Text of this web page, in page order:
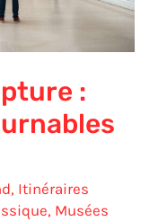
:
, Itinéraires
, Musées